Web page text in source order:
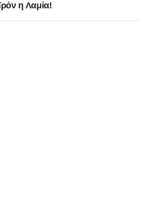
η Λαμία!